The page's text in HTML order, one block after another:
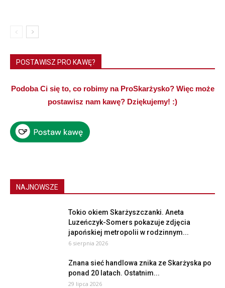
POSTAWISZ PRO KAWĘ?
Podoba Ci się to, co robimy na ProSkarżysko? Więc może
postawisz nam kawę? Dziękujemy! :)
NAJNOWSZE
Tokio okiem Skarżyszczanki. Aneta
Luzeńczyk-Somers pokazuje zdjęcia
japońskiej metropolii w rodzinnym...
6 sierpnia 2026
Znana sieć handlowa znika ze Skarżyska po
ponad 20 latach. Ostatnim...
29 lipca 2026